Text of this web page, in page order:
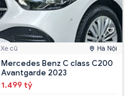
Xe cũ Hà Nội
Mercedes Benz C class C200
Avantgarde 2023
1.499 tỷ